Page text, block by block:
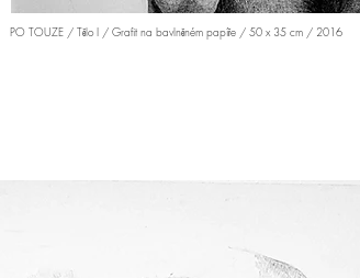
PO TOUZE / Tělo I / Grafit na bavlněném papíře / 50 x 35 cm / 2016